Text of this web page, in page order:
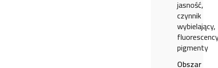
jasność,
czynnik
wybielający,
pigmenty
Obszar